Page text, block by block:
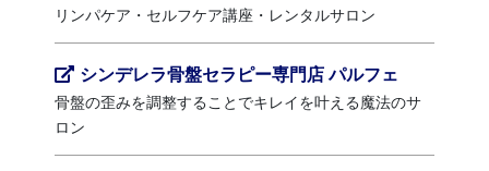
リンパケア・セルフケア講座・レンタルサロン
シンデレラ骨盤セラピー専門店 パルフェ
骨盤の歪みを調整することでキレイを叶える魔法のサ
ロン